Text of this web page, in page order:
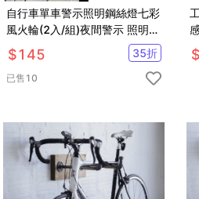
自行車單車警示照明鋼絲燈七彩
風火輪(2入/組)夜間警示 照明顯
眼 保護安全【AE10133-2】
$145 35折
已售 10
$